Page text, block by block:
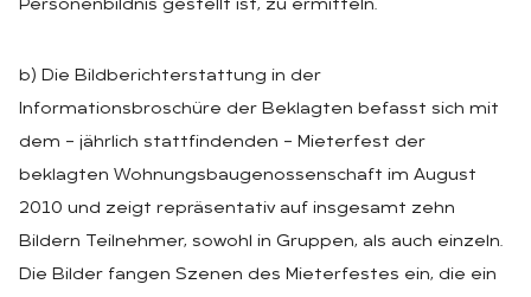
Personenbildnis gestellt ist, zu ermitteln.
b) Die Bildberichterstattung in der
Informationsbroschüre der Beklagten befasst sich mit
dem – jährlich stattfindenden – Mieterfest der
beklagten Wohnungsbaugenossenschaft im August
2010 und zeigt repräsentativ auf insgesamt zehn
Bildern Teilnehmer, sowohl in Gruppen, als auch einzeln.
Die Bilder fangen Szenen des Mieterfestes ein, die ein